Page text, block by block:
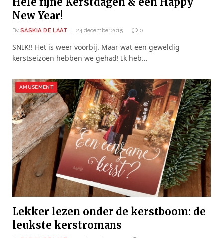
New Year!
By SASKIA DE LAAT 24 december 2015 0
SNIK!! Het is weer voorbij. Maar wat een geweldig
kerstseizoen hebben we gehad! Ik heb…
AMUSEMENT
Lekker lezen onder de kerstboom: de
leukste kerstromans